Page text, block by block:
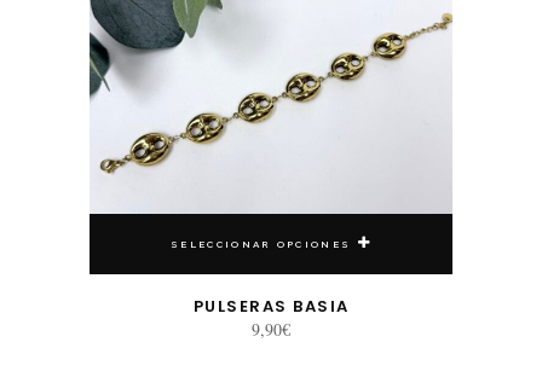
SELECCIONAR OPCIONES
PULSERAS BASIA
9,90€